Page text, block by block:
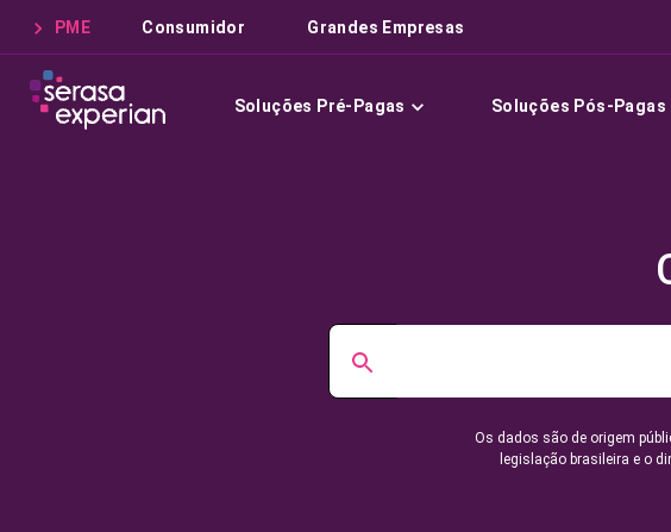
PME Consumidor Grandes Empresas
Soluções Pré-Pagas Soluções Pós-Pagas
Os dados são de origem
legislação brasileira e o